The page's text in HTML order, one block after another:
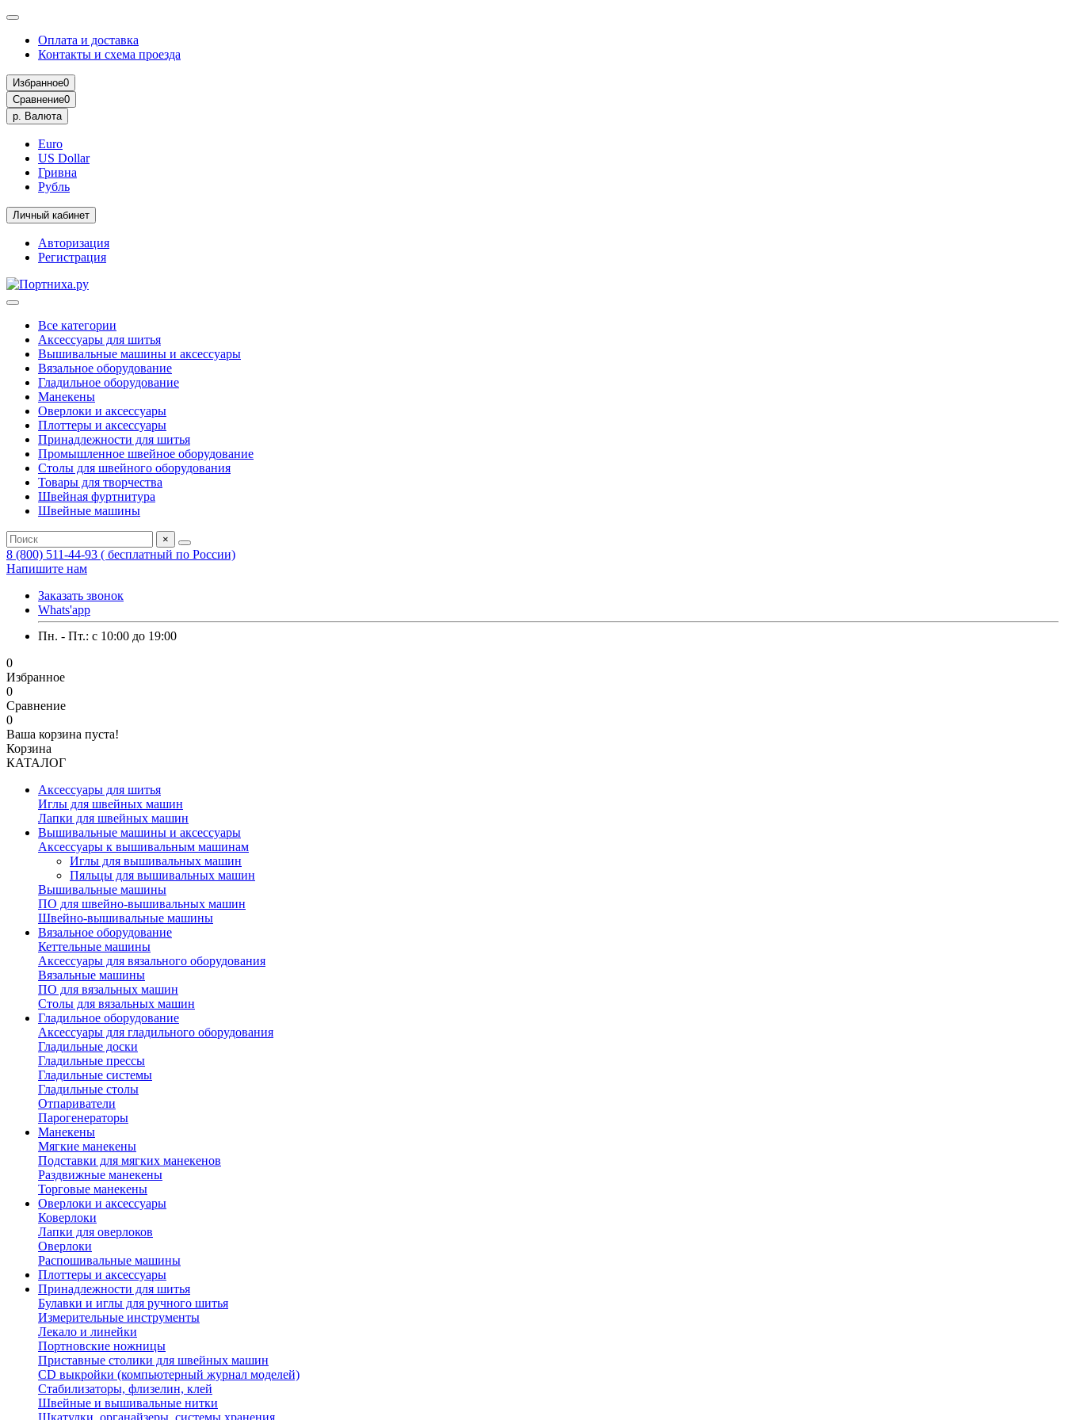
Оплата и доставка
Контакты и схема проезда
Избранное0
Сравнение0
р. Валюта
Euro
US Dollar
Гривна
Рубль
Личный кабинет
Авторизация
Регистрация
Все категории
Аксессуары для шитья
Вышивальные машины и аксессуары
Вязальное оборудование
Гладильное оборудование
Манекены
Оверлоки и аксессуары
Плоттеры и аксессуары
Принадлежности для шитья
Промышленное швейное оборудование
Столы для швейного оборудования
Товары для творчества
Швейная фуртнитура
Швейные машины
×
8 (800) 511-44-93 ( бесплатный по России)
Напишите нам
Заказать звонок
Whats'app
Пн. - Пт.: c 10:00 до 19:00
0
Избранное
0
Сравнение
0
Ваша корзина пуста!
Корзина
КАТАЛОГ
Аксессуары для шитья
Иглы для швейных машин
Лапки для швейных машин
Вышивальные машины и аксессуары
Аксессуары к вышивальным машинам
Иглы для вышивальных машин
Пяльцы для вышивальных машин
Вышивальные машины
ПО для швейно-вышивальных машин
Швейно-вышивальные машины
Вязальное оборудование
Кеттельные машины
Аксессуары для вязального оборудования
Вязальные машины
ПО для вязальных машин
Столы для вязальных машин
Гладильное оборудование
Аксессуары для гладильного оборудования
Гладильные доски
Гладильные прессы
Гладильные системы
Гладильные столы
Отпариватели
Парогенераторы
Манекены
Мягкие манекены
Подставки для мягких манекенов
Раздвижные манекены
Торговые манекены
Оверлоки и аксессуары
Коверлоки
Лапки для оверлоков
Оверлоки
Распошивальные машины
Плоттеры и аксессуары
Принадлежности для шитья
Булавки и иглы для ручного шитья
Измерительные инструменты
Лекало и линейки
Портновские ножницы
Приставные столики для швейных машин
СD выкройки (компьютерный журнал моделей)
Стабилизаторы, флизелин, клей
Швейные и вышивальные нитки
Шкатулки, органайзеры, системы хранения